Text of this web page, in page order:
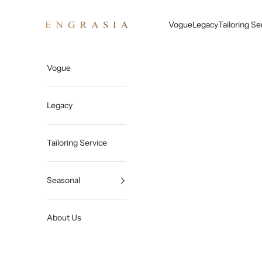
VogueLegacyTailoring
Vogue
Legacy
Tailoring Service
Seasonal
About Us